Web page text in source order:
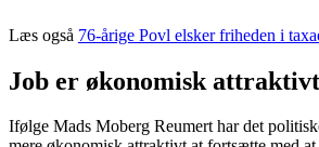
Læs også 76-årige Povl elsker friheden i
Job er økonomisk attraktivt
Ifølge Mads Moberg Reumert har det